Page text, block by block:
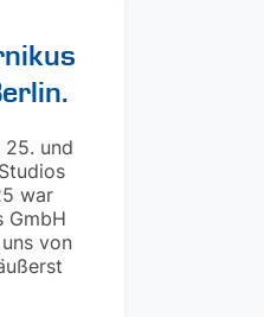
25. und
war
GmbH
von